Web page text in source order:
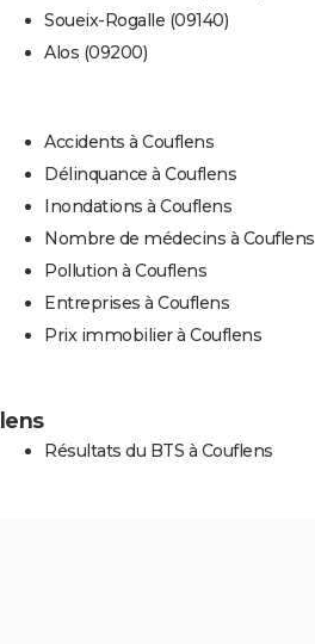
Soueix-Rogalle (09140)
Alos (09200)
Accidents à Couflens
Délinquance à Couflens
Inondations à Couflens
Nombre de médecins à Couflens
Pollution à Couflens
Entreprises à Couflens
Prix immobilier à Couflens
Résultats du BTS à Couflens